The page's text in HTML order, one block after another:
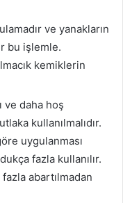
ve yanakların
bu işlemle.
kemiklerin
ve daha hoş
kullanılmalıdır.
uygulanması
fazla kullanılır.
abartılmadan